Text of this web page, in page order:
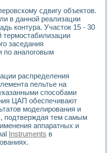
по дисциплине «Цифровые
по ИНС на основе LabVIEW
по основам теории коммутации
NI LabVIEW для создания
для исследования течения в
работы «Изучение магнитных
основ интерфейсов обмена по
изучение адиабатического
электрических переходных
обработки результатов
плазменных измерений с
комплекс. Назначение. Состав.
NATIONAL INSTRUMENTS
и корреляционный
сдвигу объектов.
в данной реализации
контура. Участок 15 - 30
термостабилизации
заседания
по аналоговым
распределения
пельтье на
способами
ЦАП обеспечивают
моделирования и
подтверждая тем самым
аппаратных и
Instruments в